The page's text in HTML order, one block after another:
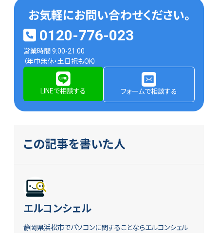
お気軽にお問い合わせください。
0120-776-023
営業時間 9:00-21:00
（年中無休・土日祝もOK）
LINEで相談する フォームで相談する
この記事を書いた人
エルコンシェル
静岡県浜松市でパソコンに関することならエルコンシェル